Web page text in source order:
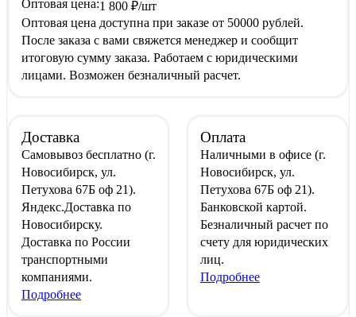
Оптовая цена:1 800 ₽/шт
Оптовая цена доступна при заказе от 50000 рублей.
После заказа с вами свяжется менеджер и сообщит
итоговую сумму заказа. Работаем с юридическими
лицами. Возможен безналичный расчет.
Доставка
Самовывоз бесплатно (г.
Новосибирск, ул.
Петухова 67Б оф 21).
Яндекс.Доставка по
Новосибирску.
Доставка по России
транспортными
компаниями.
Подробнее
Оплата
Наличными в офисе (г.
Новосибирск, ул.
Петухова 67Б оф 21).
Банковской картой.
Безналичный расчет по
счету для юридических
лиц.
Подробнее